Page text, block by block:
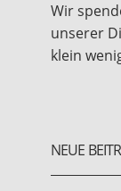
Wir
unserer
klein
NEUE